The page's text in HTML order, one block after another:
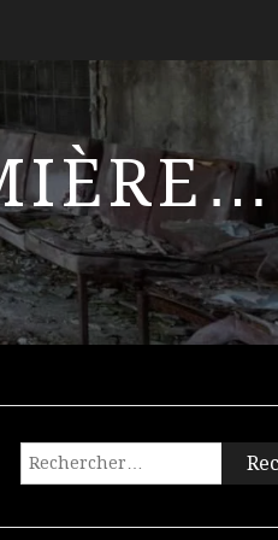
Rechercher :